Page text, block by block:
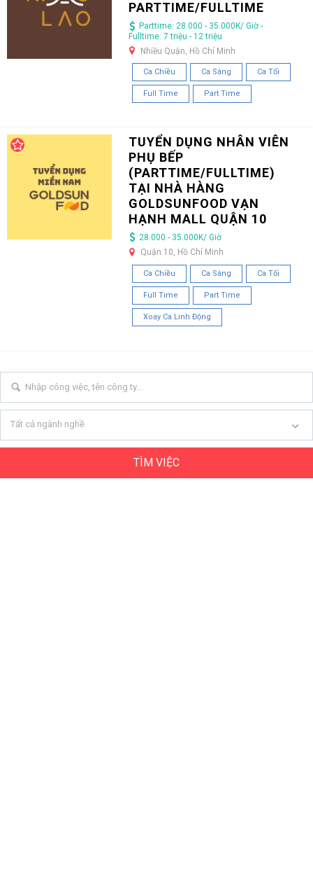
PARTTIME/FULLTIME
Parttime: 28.000 - 35.000K/ Giờ -
Fulltime: 7 triệu - 12 triệu
Nhiều Quận, Hồ Chí Minh
Ca Chiều Ca Sáng Ca Tối
Full Time Part Time
TUYỂN DỤNG NHÂN VIÊN
PHỤ BẾP
(PARTTIME/FULLTIME)
TẠI NHÀ HÀNG
GOLDSUNFOOD VẠN
HẠNH MALL QUẬN 10
28.000 - 35.000K/ Giờ
Quận 10, Hồ Chí Minh
Ca Chiều Ca Sáng Ca Tối
Full Time Part Time
Xoay Ca Linh Động
Tất cả ngành nghề